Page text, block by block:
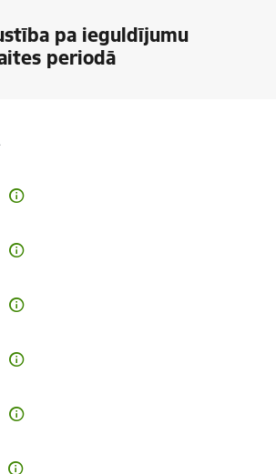
pa ieguldījumu
periodā